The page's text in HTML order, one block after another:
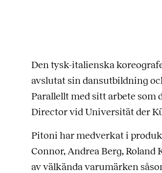
Den tysk-italienska
avslutat sin dansutbildning
Parallellt med sitt arbete som
Director vid Universität der
Pitoni har medverkat i
Connor, Andrea Berg, Roland
av välkända varumärken